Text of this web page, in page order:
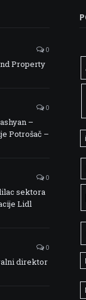
0
Property
0
–
Potrošač –
0
sektora
Lidl
0
direktor